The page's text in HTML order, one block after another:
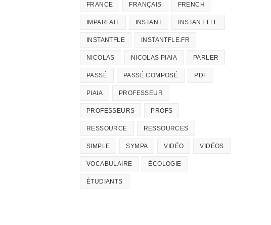
FRANCE FRANÇAIS FRENCH
IMPARFAIT INSTANT INSTANT FLE
INSTANTFLE INSTANTFLE.FR
NICOLAS NICOLAS PIAIA PARLER
PASSÉ PASSÉ COMPOSÉ PDF
PIAIA PROFESSEUR
PROFESSEURS PROFS
RESSOURCE RESSOURCES
SIMPLE SYMPA VIDÉO VIDÉOS
VOCABULAIRE ÉCOLOGIE
ÉTUDIANTS